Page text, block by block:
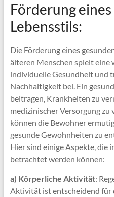
Förderung
Lebensstils:
Die Förderung eines
älteren Menschen spielt eine
individuelle Gesundheit und
Nachhaltigkeit bei. Ein
beitragen, Krankheiten zu
medizinischer Versorgung
können die Bewohner
gesunde Gewohnheiten zu
Hier sind einige Aspekte, die
betrachtet werden können:
a) Körperliche Aktivität:
Aktivität ist entscheidend für